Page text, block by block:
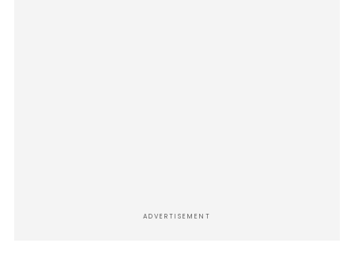
ADVERTISEMENT